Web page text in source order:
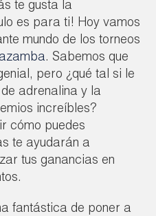
te gusta la
es para ti! Hoy vamos
mundo de los torneos
. Sabemos que
pero ¿qué tal si le
adrenalina y la
increíbles?
cómo puedes
te ayudarán a
tus ganancias en
fantástica de poner a